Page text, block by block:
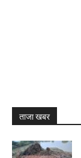
ताजा खबर